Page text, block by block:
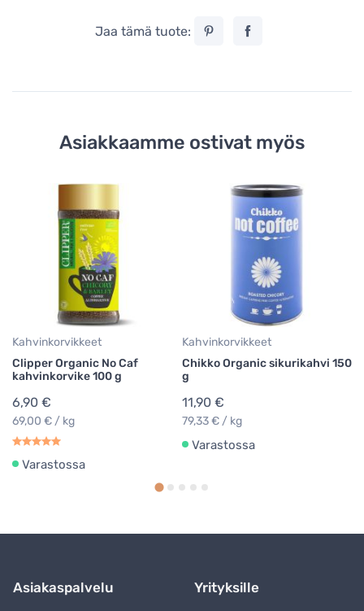
Jaa tämä tuote:
Asiakkaamme ostivat myös
Kahvinkorvikkeet
Clipper Organic No Caf
kahvinkorvike 100 g
6,90 €
69,00 € / kg
Varastossa
Kahvinkorvikkeet
Chikko Organic sikurikahvi 150
g
11,90 €
79,33 € / kg
Varastossa
Asiakaspalvelu Yrityksille